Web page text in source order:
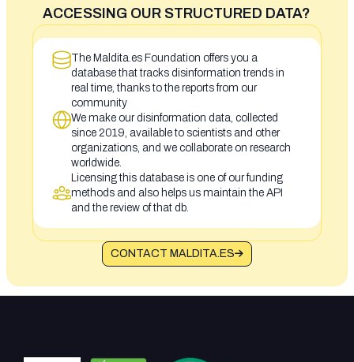
ACCESSING OUR STRUCTURED DATA?
The Maldita.es Foundation offers you a
database that tracks disinformation trends in
real time, thanks to the reports from our
community
We make our disinformation data, collected
since 2019, available to scientists and other
organizations, and we collaborate on research
worldwide.
Licensing this database is one of our funding
methods and also helps us maintain the API
and the review of that db.
CONTACT MALDITA.ES